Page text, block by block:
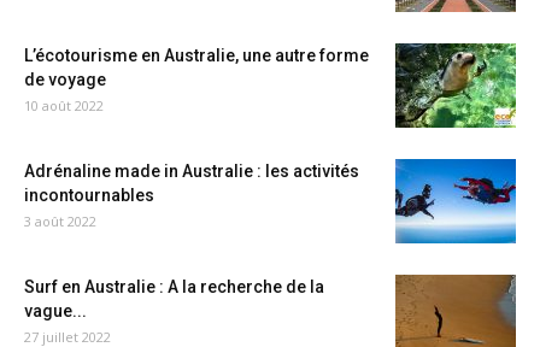
L’écotourisme en Australie, une autre forme
de voyage
10 août 2022
Adrénaline made in Australie : les activités
incontournables
3 août 2022
Surf en Australie : A la recherche de la
vague...
27 juillet 2022